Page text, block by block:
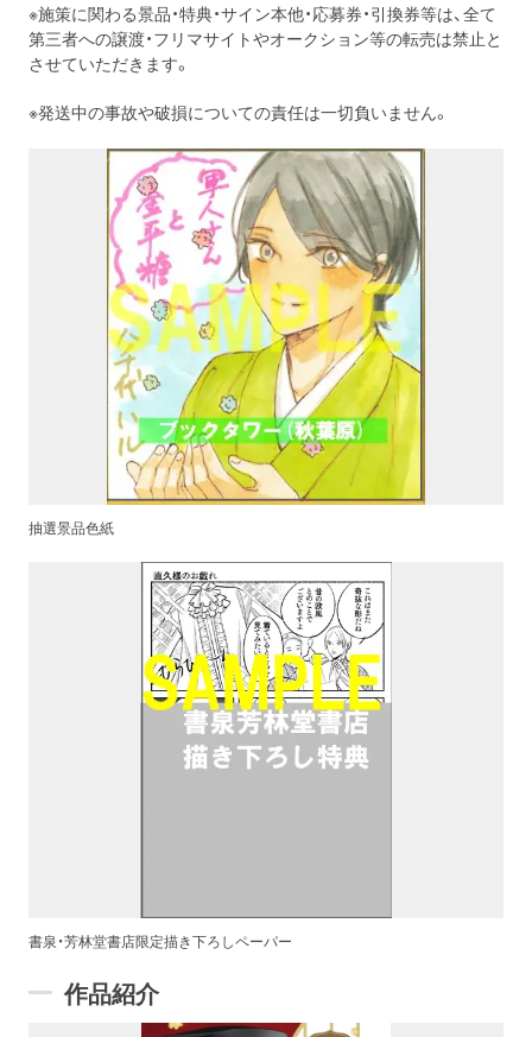
※施策に関わる景品・特典・サイン本他・応募券・引換券等は、全て
第三者への譲渡・フリマサイトやオークション等の転売は禁止と
させていただきます。
※発送中の事故や破損についての責任は一切負いません。
抽選景品色紙
書泉・芳林堂書店限定描き下ろしペーパー
作品紹介